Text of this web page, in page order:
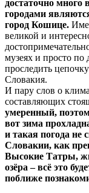
достаточно
городами
город Кошице.
великой и
музеях и просто по
проследить
Словакия.
И пару слов о
составляющих
умеренный,
вот зима
и такая погода не
Словакии, как
Высокие Татры,
озёра – всё это
поближе